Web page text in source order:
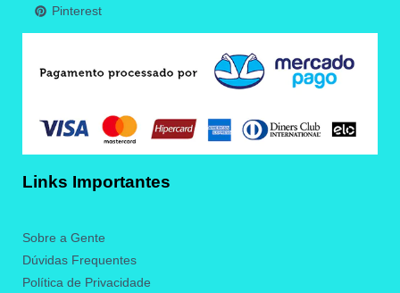
Pinterest
Links Importantes
Sobre a Gente
Dúvidas Frequentes
Política de Privacidade